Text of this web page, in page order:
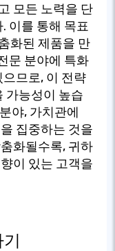
모든 노력을 단
이를 통해 목표
화된 제품을 만
문 분야에 특화
므로, 이 전략
가능성이 높습
야, 가치관에
집중하는 것을
화될수록, 귀하
이 있는 고객을